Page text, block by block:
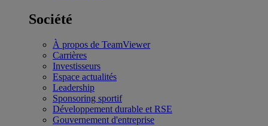
Société
À propos de TeamViewer
Carrières
Investisseurs
Espace actualités
Leadership
Sponsoring sportif
Développement durable et RSE
Gouvernement d'entreprise